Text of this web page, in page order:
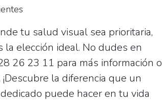
tu salud visual sea prioritaria,
elección ideal. No dudes en
26 23 11 para más información o
la diferencia que un
puede hacer en tu vida